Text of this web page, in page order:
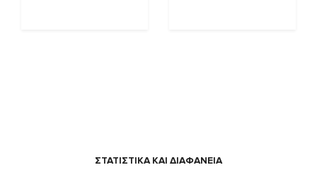
ΣΤΑΤΙΣΤΙΚΑ ΚΑΙ ΔΙΑΦΑΝΕΙΑ